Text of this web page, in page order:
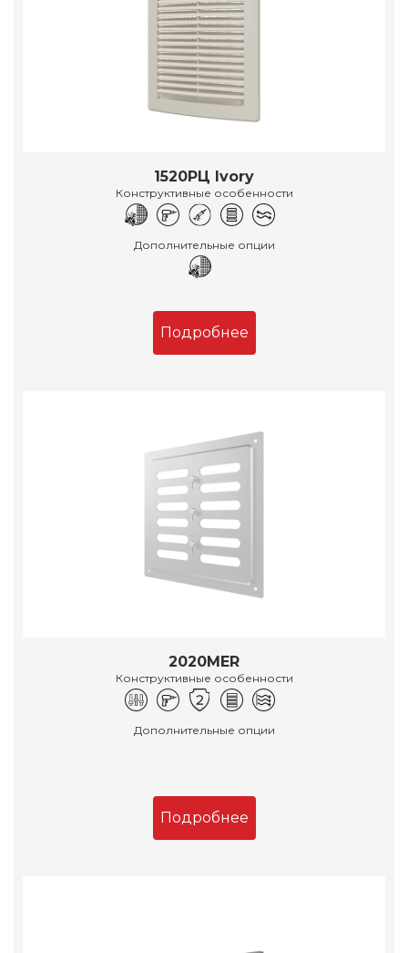
1520РЦ Ivory
Конструктивные особенности
Дополнительные опции
Подробнее
2020MER
Конструктивные особенности
Дополнительные опции
Подробнее